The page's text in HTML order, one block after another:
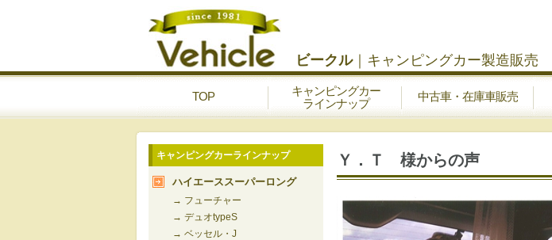
ビークル｜キャンピングカー製造販売
TOP
キャンピングカー
ラインナップ
中古車・在庫車販売
Ｙ．Ｔ 様からの声
キャンピングカーラインナップ
ハイエーススーパーロング
→ フューチャー
→ デュオtypeS
→ ベッセル・J